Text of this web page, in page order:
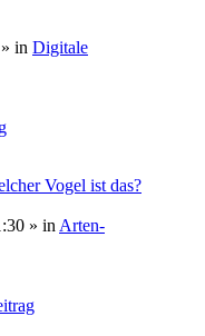
in Digitale
Vogel ist das?
» in Arten-